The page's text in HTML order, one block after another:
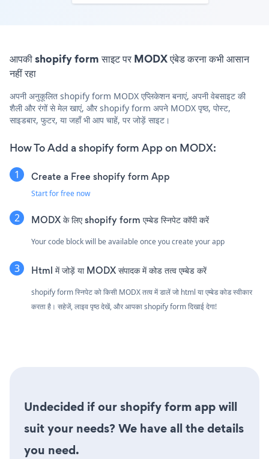
आपकी shopify form साइट पर MODX एंबेड करना कभी आसान
नहीं रहा
अपनी अनुकूलित shopify form MODX एप्लिकेशन बनाएं, अपनी वेबसाइट की
शैली और रंगों से मेल खाएं, और shopify form अपने MODX पृष्ठ, पोस्ट,
साइडबार, फुटर, या जहाँ भी आप चाहें, पर जोड़ें साइट।
How To Add a shopify form App on MODX:
Create a Free shopify form App
Start for free now
MODX के लिए shopify form एम्बेड स्निपेट कॉपी करें
Your code block will be available once you create your app
Html में जोड़ें या MODX संपादक में कोड तत्व एम्बेड करें
shopify form स्निपेट को किसी MODX तत्व में डालें जो html या एम्बेड कोड स्वीकार
करता है। सहेजें, लाइव पृष्ठ देखें, और आपका shopify form दिखाई देगा!
Undecided if our shopify form app will
suit your needs? We have all the details
you need.